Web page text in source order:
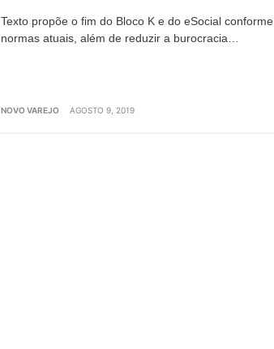
Texto propõe o fim do Bloco K e do eSocial conforme
normas atuais, além de reduzir a burocracia…
NOVO VAREJO AGOSTO 9, 2019